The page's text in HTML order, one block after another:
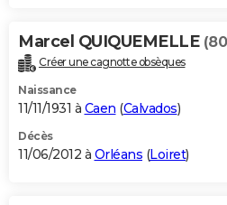
Marcel QUIQUEMELLE
Créer une cagnotte obsèques
Naissance
11/11/1931 à Caen (Calvados)
Décès
11/06/2012 à Orléans (Loiret)